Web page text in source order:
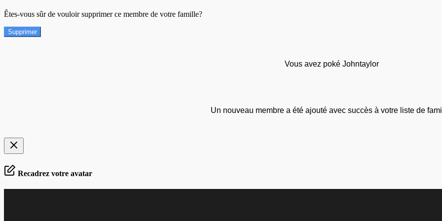
Êtes-vous sûr de vouloir supprimer ce membre de votre famille?
Supprimer
Vous avez poké Johntaylor
Un nouveau membre a été ajouté avec succès à votre liste de
Recadrez votre avatar